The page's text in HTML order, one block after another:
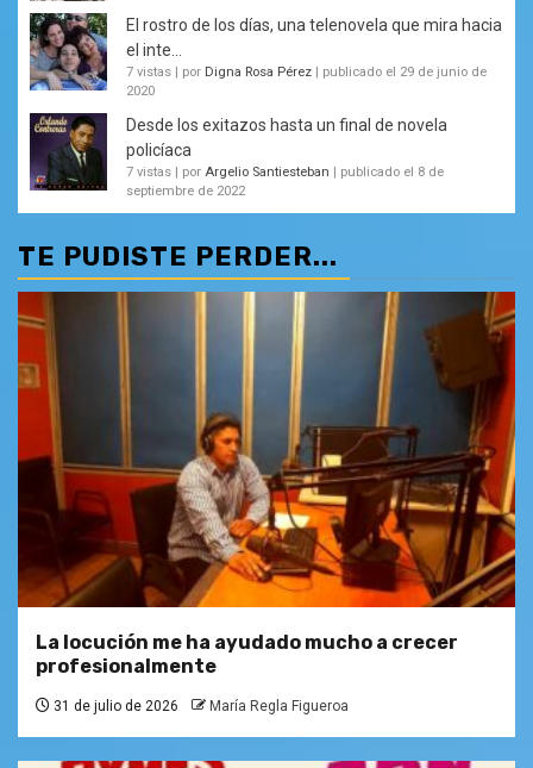
El rostro de los días, una telenovela que mira hacia
el inte...
7 vistas | por Digna Rosa Pérez | publicado el 29 de junio de
2020
Desde los exitazos hasta un final de novela
policíaca
7 vistas | por Argelio Santiesteban | publicado el 8 de
septiembre de 2022
TE PUDISTE PERDER...
La locución me ha ayudado mucho a crecer
profesionalmente
31 de julio de 2026 María Regla Figueroa